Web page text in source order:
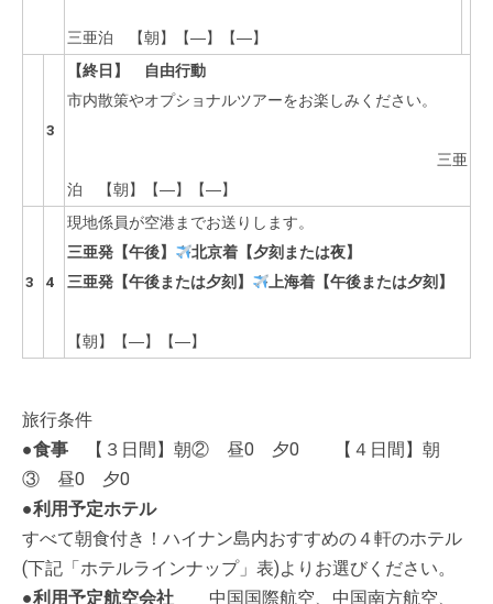
三亜泊 【朝】【―】【―】
3
【終日】 自由行動
市内散策やオプショナルツアーをお楽しみください。
三亜
泊 【朝】【―】【―】
3 4
現地係員が空港までお送りします。
三亜発【午後】
北京着【夕刻または夜】
三亜発【午後または夕刻】
上海着【午後または夕刻 】
【朝】【―】【―】
旅行条件
●食事 【３日間】朝② 昼0 夕0 【４日間】朝
③ 昼0 夕0
●利用予定ホテル
すべて朝食付き！ハイナン島内おすすめの４軒のホテル
(下記「ホテルラインナップ」表)よりお選びください。
●利用予定航空会社 中国国際航空、中国南方航空、